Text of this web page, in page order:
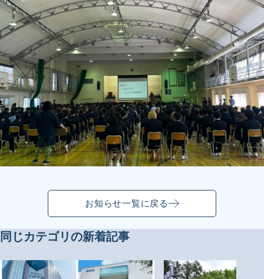
お知らせ一覧に戻る
同じカテゴリの新着記事